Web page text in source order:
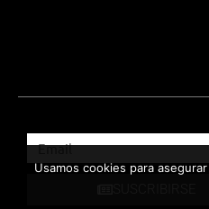
Usamos cookies para